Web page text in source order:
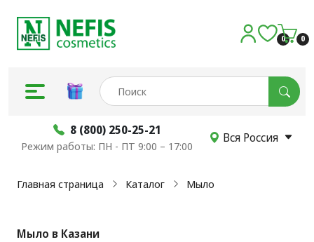
0 0
8 (800) 250-25-21
Режим работы: ПН - ПТ 9:00 – 17:00
Вся Россия
Главная страница Каталог Мыло
Мыло в Казани